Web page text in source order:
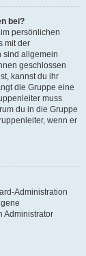
bei?
persönlichen
mit der
sind allgemein
geschlossen
kannst du ihr
die Gruppe eine
muss
du in die Gruppe
wenn er
Administration
Administrator